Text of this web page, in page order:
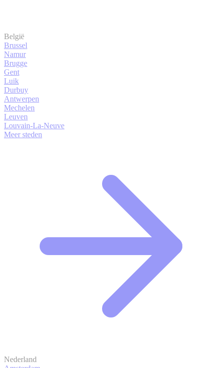
België
Brussel
Namur
Brugge
Gent
Luik
Durbuy
Antwerpen
Mechelen
Leuven
Louvain-La-Neuve
Meer steden
Nederland